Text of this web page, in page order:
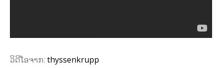
ວິດີໂອຈາກ: thyssenkrupp